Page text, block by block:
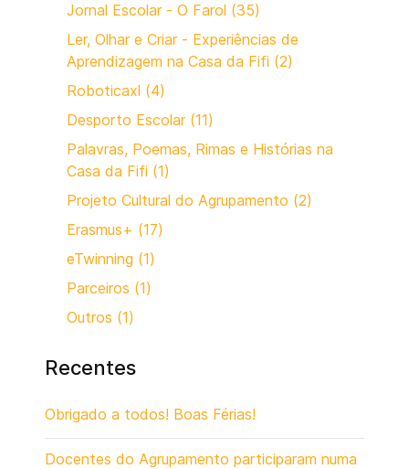
Jornal Escolar - O Farol (35)
Ler, Olhar e Criar - Experiências de
Aprendizagem na Casa da Fifi (2)
Roboticaxl (4)
Desporto Escolar (11)
Palavras, Poemas, Rimas e Histórias na
Casa da Fifi (1)
Projeto Cultural do Agrupamento (2)
Erasmus+ (17)
eTwinning (1)
Parceiros (1)
Outros (1)
Recentes
Obrigado a todos! Boas Férias!
Docentes do Agrupamento participaram numa